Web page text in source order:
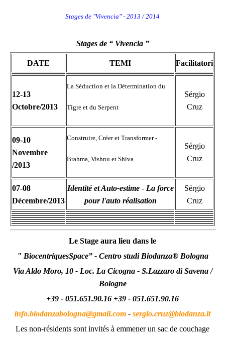
Stages de "Vivencia" - 2013 / 2014
Stages de “ Vivencia ”
DATE TEMI Facilitatori
12-13
Octobre/2013
La Séduction et la Détermination du
Tigre et du Serpent
Sérgio
Cruz
09-10
Novembre
/2013
Construire, Créer et Transformer -
Brahma, Vishnu et Shiva
Sérgio
Cruz
07-08
Décembre/2013
Identité et Auto-estime- La force
pour l'auto réalisation
Sérgio
Cruz
Le Stage aura lieu dans le
" BiocentriquesSpace” - Centro studi Biodanza® Bologna
Via Aldo Moro, 10 - Loc. La Cicogna - S.Lazzaro di Savena /
Bologne
+39 - 051.651.90.16 +39 - 051.651.90.16
info.biodanzabologna@gmail.com - sergio.cruz@biodanza.it
Les non-résidents sont invités à emmener un sac de couchage